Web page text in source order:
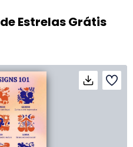
Estrelas Grátis